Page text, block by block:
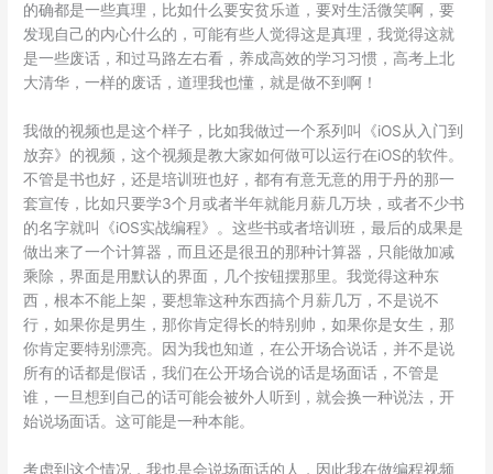
的确都是一些真理，比如什么要安贫乐道，要对生活微笑啊，要
发现自己的内心什么的，可能有些人觉得这是真理，我觉得这就
是一些废话，和过马路左右看，养成高效的学习习惯，高考上北
大清华，一样的废话，道理我也懂，就是做不到啊！
我做的视频也是这个样子，比如我做过一个系列叫《iOS从入门到
放弃》的视频，这个视频是教大家如何做可以运行在iOS的软件。
不管是书也好，还是培训班也好，都有有意无意的用于丹的那一
套宣传，比如只要学3个月或者半年就能月薪几万块，或者不少书
的名字就叫《iOS实战编程》。这些书或者培训班，最后的成果是
做出来了一个计算器，而且还是很丑的那种计算器，只能做加减
乘除，界面是用默认的界面，几个按钮摆那里。我觉得这种东
西，根本不能上架，要想靠这种东西搞个月薪几万，不是说不
行，如果你是男生，那你肯定得长的特别帅，如果你是女生，那
你肯定要特别漂亮。因为我也知道，在公开场合说话，并不是说
所有的话都是假话，我们在公开场合说的话是场面话，不管是
谁，一旦想到自己的话可能会被外人听到，就会换一种说法，开
始说场面话。这可能是一种本能。
考虑到这个情况，我也是会说场面话的人，因此我在做编程视频